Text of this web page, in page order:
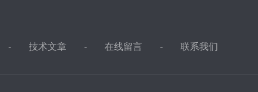
技术文章 在线留言 联系我们